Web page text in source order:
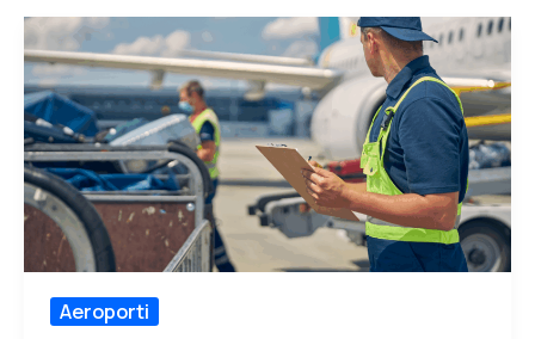
Aeroporti